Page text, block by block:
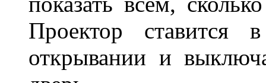
Проектор ставится
открывании и